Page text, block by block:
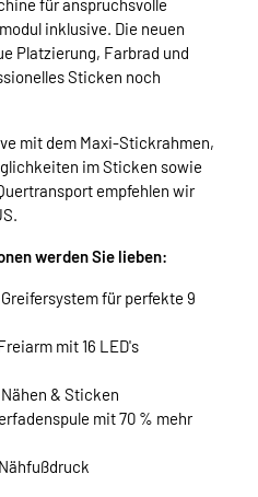
für anspruchsvolle
inklusive. Die neuen
Platzierung, Farbrad und
Sticken noch
mit dem Maxi-Stickrahmen,
im Sticken sowie
empfehlen wir
werden Sie lieben:
für perfekte 9
mit 16 LED's
& Sticken
mit 70 % mehr